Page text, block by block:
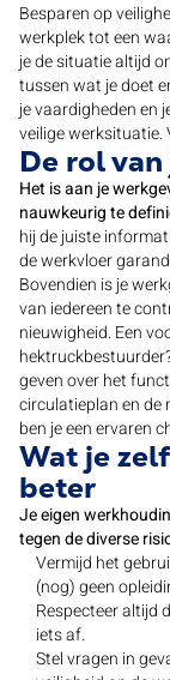
Besparen op
werkplek tot een
je de situatie altijd
tussen wat je doet
je vaardigheden en
veilige werksituatie.
De rol
Het is aan je
nauwkeurig te
hij de juiste
de werkvloer
Bovendien is je
van iedereen te
nieuwigheid. Een
geven over het
circulatieplan en de
ben je een ervaren
Wat je
beter
Je eigen
tegen de diverse
Vermijd het
(nog) geen
Respecteer altijd
iets af.
Stel vragen in